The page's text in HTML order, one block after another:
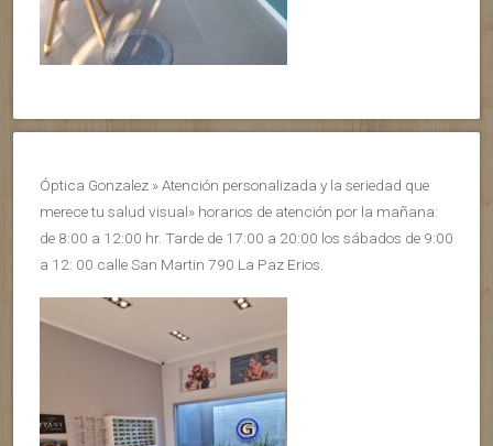
Óptica Gonzalez » Atención personalizada y la seriedad que
merece tu salud visual» horarios de atención por la mañana:
de 8:00 a 12:00 hr. Tarde de 17:00 a 20:00 los sábados de 9:00
a 12: 00 calle San Martin 790 La Paz Erios.